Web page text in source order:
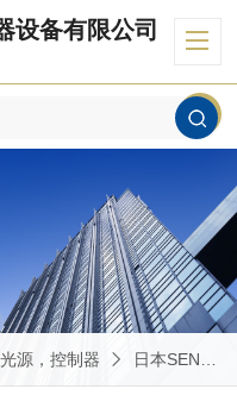
设备有限公司
光源，控制器 日本SEN 日森